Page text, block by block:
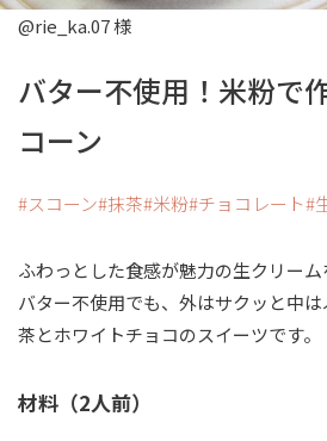
@rie_ka.07 様
バター不使用！米粉で
コーン
スコーン 抹茶 米粉 チョコレート
ふわっとした食感が魅力の生クリーム
バター不使用でも、外はサクッと中
茶とホワイトチョコのスイーツです。
材料（2人前）